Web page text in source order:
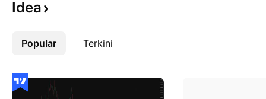
Idea
Popular Terkini
Lebih